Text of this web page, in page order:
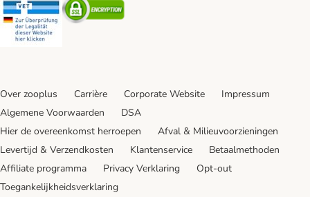
Over zooplus Carrière Corporate Website
Impressum
Algemene Voorwaarden
DSA
Hier de overeenkomst herroepen
Afval & Milieuvoorzieningen
Levertijd & Verzendkosten
Klantenservice
Betaalmethoden
Affiliate programma
Privacy Verklaring
Opt-out
Toegankelijkheidsverklaring